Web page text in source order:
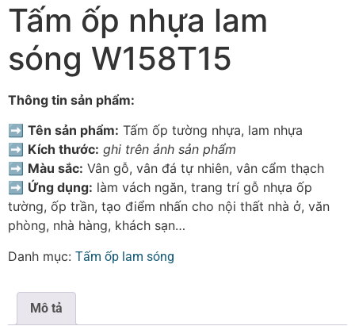
Tấm ốp nhựa lam
sóng W158T15
Thông tin sản phẩm:
➡ Tên sản phẩm: Tấm ốp tường nhựa, lam nhựa
➡ Kích thước: ghi trên ảnh sản phẩm
➡ Màu sắc: Vân gỗ, vân đá tự nhiên, vân cẩm thạch
➡ Ứng dụng: làm vách ngăn, trang trí gỗ nhựa ốp
tường, ốp trần, tạo điểm nhấn cho nội thất nhà ở, văn
phòng, nhà hàng, khách sạn…
Danh mục: Tấm ốp lam sóng
Mô tả